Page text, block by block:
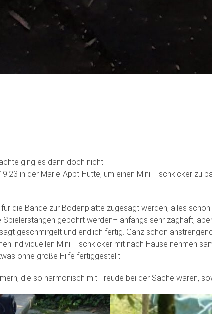
ging es dann doch nicht.
in der Marie-Appt-Hütte, um einen Mini-Tischkicker zu
die Bande zur Bodenplatte zugesägt werden, alles
gebohrt werden– anfangs sehr zaghaft,
geschmirgelt und endlich fertig. Ganz schön
individuellen Mini-Tischkicker mit nach Hause nehmen
ohne große Hilfe fertiggestellt.
die so harmonisch mit Freude bei der Sache waren,